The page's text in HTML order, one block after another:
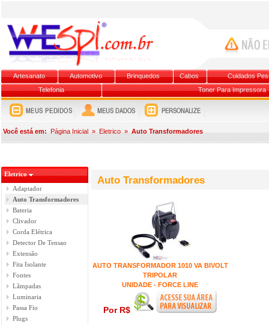
Artesanato Automotivo Brinquedos Cabos
Cuidados
Telefonia
Toner Para Impressora
Você está em: Página Inicial » Eletrico » Auto Transformadores
Eletrico
Adaptador
Auto Transformadores
Bateria
Clivador
Corda Elétrica
Detector De Tensao
Extensão
Fita Isolante
Fontes
Lãmpadas
Luminaria
Passa Fio
Plugs
Auto Transformadores
AUTO TRANSFORMADOR 1010 VA BIVOLT
TRIPOLAR
UNIDADE - FORCE LINE
Por R$